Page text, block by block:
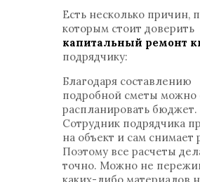
Есть несколько причин,
которым стоит доверить
капитальный ремонт
подрядчику:
Благодаря составлению
подробной сметы можно
распланировать бюджет.
Сотрудник подрядчика
на объект и сам снимает
Поэтому все расчеты
точно. Можно не